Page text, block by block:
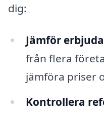
dig:
Jämför
från flera
jämföra priser
Kontrollera